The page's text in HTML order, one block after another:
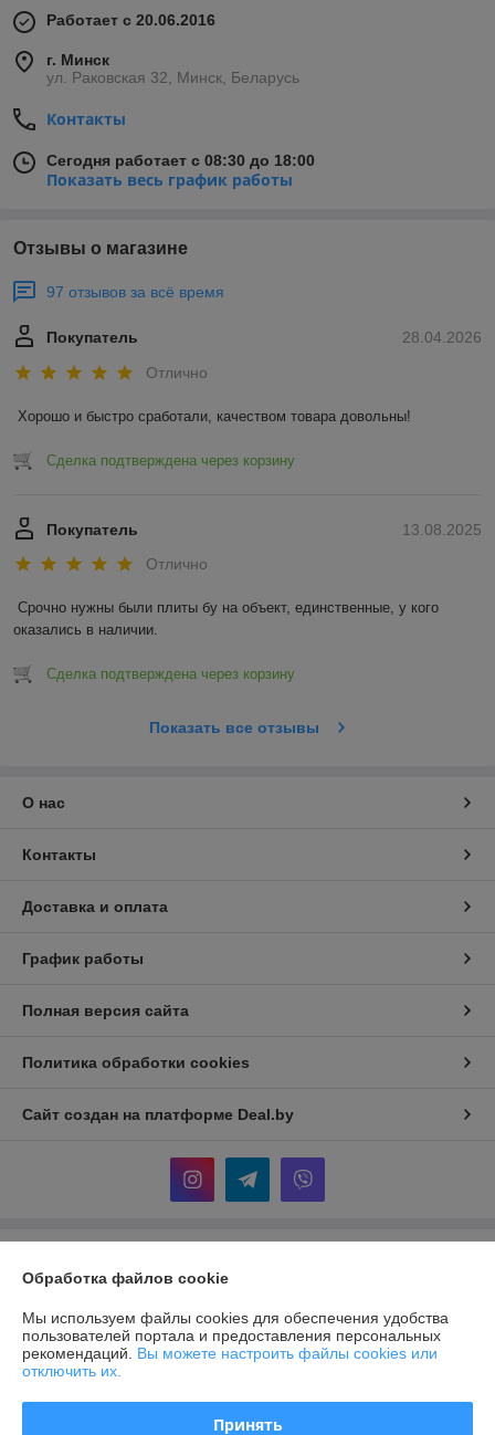
Работает с 20.06.2016
г. Минск
ул. Раковская 32, Минск, Беларусь
Контакты
Сегодня работает с 08:30 до 18:00
Показать весь график работы
Отзывы о магазине
97 отзывов за всё время
28.04.2026
Покупатель
Отлично
Хорошо и быстро сработали, качеством товара довольны!
Сделка подтверждена через корзину
13.08.2025
Покупатель
Отлично
Срочно нужны были плиты бу на объект, единственные, у кого
оказались в наличии.
Сделка подтверждена через корзину
Показать все отзывы
О нас
Контакты
Доставка и оплата
График работы
Полная версия сайта
Политика обработки cookies
Сайт создан на платформе Deal.by
220004 г. Минск, ул. Раковская, д. 32, офис 6
Регистрационный номер ЕГР: 193372328
Регистрационный орган: Мингорисполком
Обработка файлов cookie
Мы используем файлы cookies для обеспечения удобства
пользователей портала и предоставления персональных
рекомендаций. Вы можете настроить файлы cookies или
отключить их.
Принять